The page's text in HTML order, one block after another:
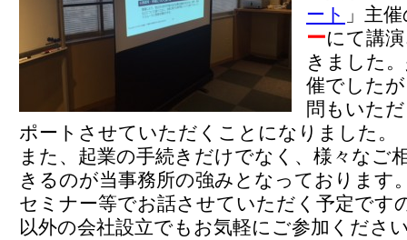
ート 」主
ーにて講
きました
催でした
問もいた
ポートさせていただくことになりました。
また、起業の手続きだけでなく、様々なご
きるのが当事務所の強みとなっております
セミナー等でお話させていただく予定です
以外の会社設立でもお気軽にご参加くださ